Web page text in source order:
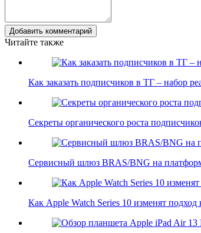
Добавить комментарий
Читайте также
Как заказать подписчиков в ТГ – набор
Секреты органического роста
Сервисный шлюз BRAS/BNG на
Как Apple Watch Series 10 изменят